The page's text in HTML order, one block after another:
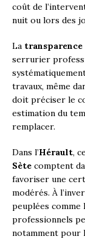
coût de
nuit ou lors des
La
serrurier
travaux, même
doit préciser le
estimation du
remplacer.
Dans l’Hérault,
Sète comptent
favoriser une
modérés. À
peuplées comme
professionnels
notamment pour